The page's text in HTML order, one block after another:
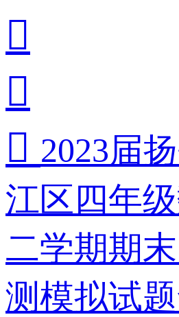


 2023届
江区四年
二学期期
测模拟试